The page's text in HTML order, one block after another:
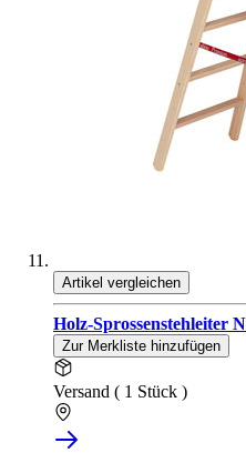
Artikel vergleichen
Holz-Sprossenstehleiter
Zur Merkliste hinzufügen
Versand ( 1 Stück )